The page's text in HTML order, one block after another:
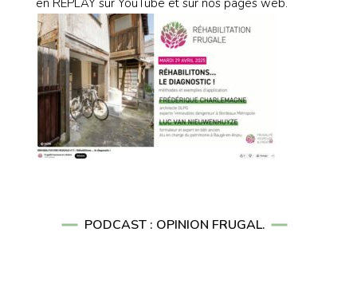
en REPLAY sur YouTube et sur nos pages web.
PODCAST : OPINION FRUGAL.